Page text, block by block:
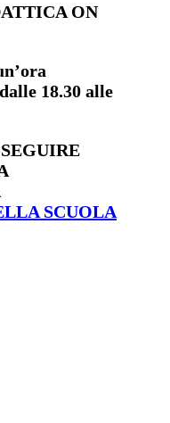
ON
18.30 alle
SCUOLA